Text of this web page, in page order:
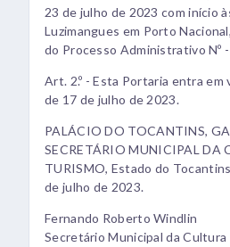
23 de julho de 2023 com início
Luzimangues em Porto
do Processo Administrativo Nº
Art. 2.º - Esta Portaria entra em
de 17 de julho de 2023.
PALÁCIO DO TOCANTINS,
SECRETÁRIO MUNICIPAL DA
TURISMO, Estado do
de julho de 2023.
Fernando Roberto Windlin
Secretário Municipal da Cultura